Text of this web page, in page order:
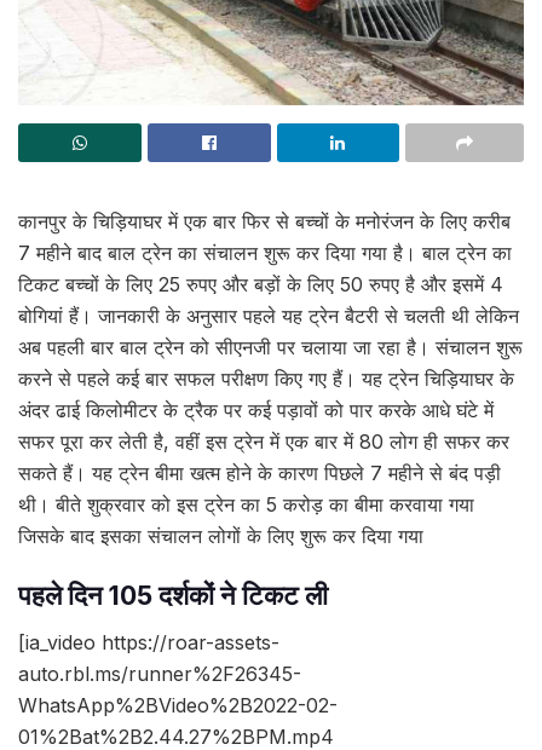
कानपुर के चिड़ियाघर में एक बार फिर से बच्चों के मनोरंजन के लिए करीब
7 महीने बाद बाल ट्रेन का संचालन शुरू कर दिया गया है। बाल ट्रेन का
टिकट बच्चों के लिए 25 रुपए और बड़ों के लिए 50 रुपए है और इसमें 4
बोगियां हैं। जानकारी के अनुसार पहले यह ट्रेन बैटरी से चलती थी लेकिन
अब पहली बार बाल ट्रेन को सीएनजी पर चलाया जा रहा है। संचालन शुरू
करने से पहले कई बार सफल परीक्षण किए गए हैं। यह ट्रेन चिड़ियाघर के
अंदर ढाई किलोमीटर के ट्रैक पर कई पड़ावों को पार करके आधे घंटे में
सफर पूरा कर लेती है, वहीं इस ट्रेन में एक बार में 80 लोग ही सफर कर
सकते हैं। यह ट्रेन बीमा खत्म होने के कारण पिछले 7 महीने से बंद पड़ी
थी। बीते शुक्रवार को इस ट्रेन का 5 करोड़ का बीमा करवाया गया
जिसके बाद इसका संचालन लोगों के लिए शुरू कर दिया गया
पहले दिन 105 दर्शकों ने टिकट ली
[ia_video https://roar-assets-
auto.rbl.ms/runner%2F26345-
WhatsApp%2BVideo%2B2022-02-
01%2Bat%2B2.44.27%2BPM.mp4